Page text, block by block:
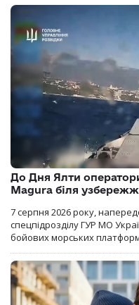
До Дня Ялти
Magura біля
7 серпня 2026 року,
спецпідрозділу ГУР МО
бойових морських